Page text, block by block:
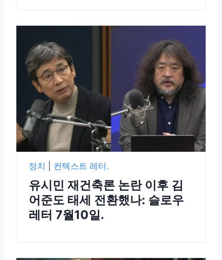
정치 컨텍스트 레터.
유시민 재건축론 논란 이후 김
어준도 태세 전환했나: 슬로우
레터 7월10일.